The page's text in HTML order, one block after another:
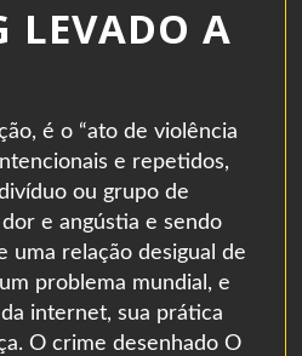
LEVADO A
é o “ato de violência
e repetidos,
ou grupo de
e angústia e sendo
uma relação desigual de
problema mundial, e
internet, sua prática
O crime desenhado O